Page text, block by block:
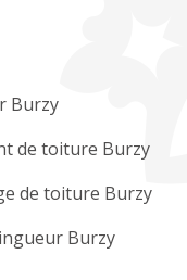
Burzy
de toiture Burzy
de toiture Burzy
Burzy